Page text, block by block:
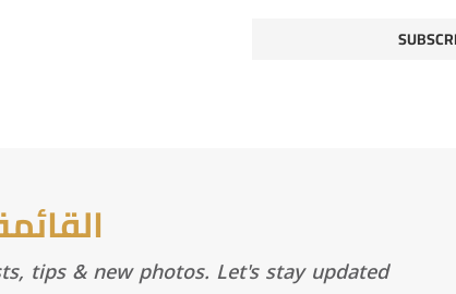
tips & new photos. Let's stay updated!